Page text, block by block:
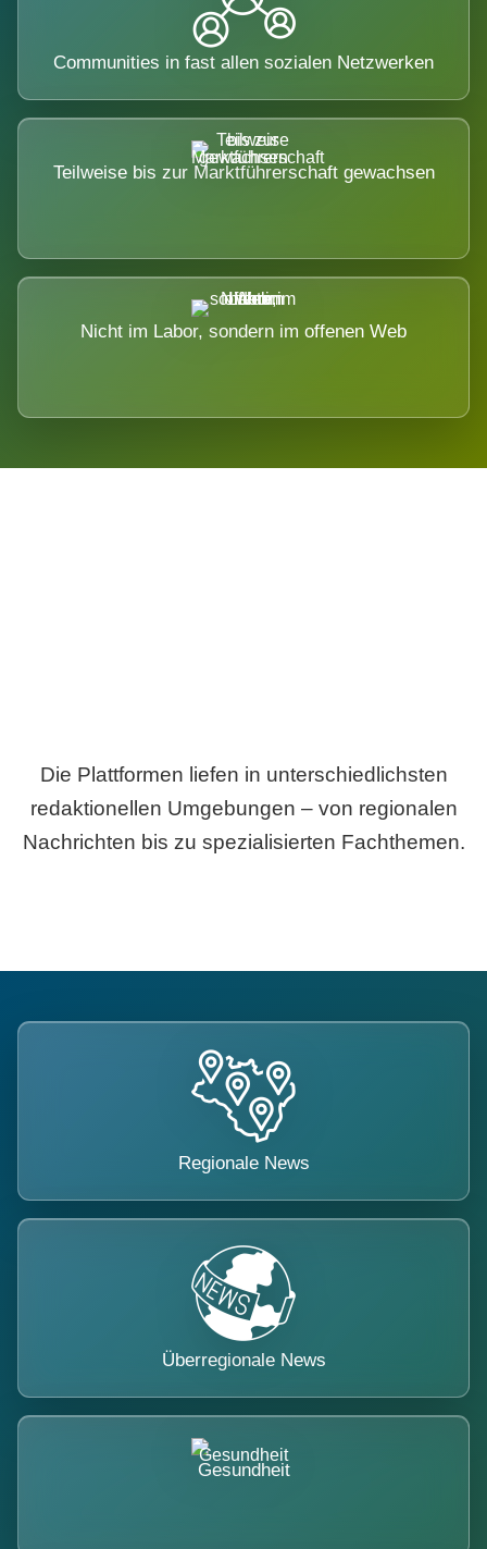
Communities in fast allen sozialen Netzwerken
Teilweise bis zur Marktführerschaft gewachsen
Nicht im Labor, sondern im offenen Web
Die Plattformen liefen in unterschiedlichsten
redaktionellen Umgebungen – von regionalen
Nachrichten bis zu spezialisierten Fachthemen.
Regionale News
Überregionale News
Gesundheit